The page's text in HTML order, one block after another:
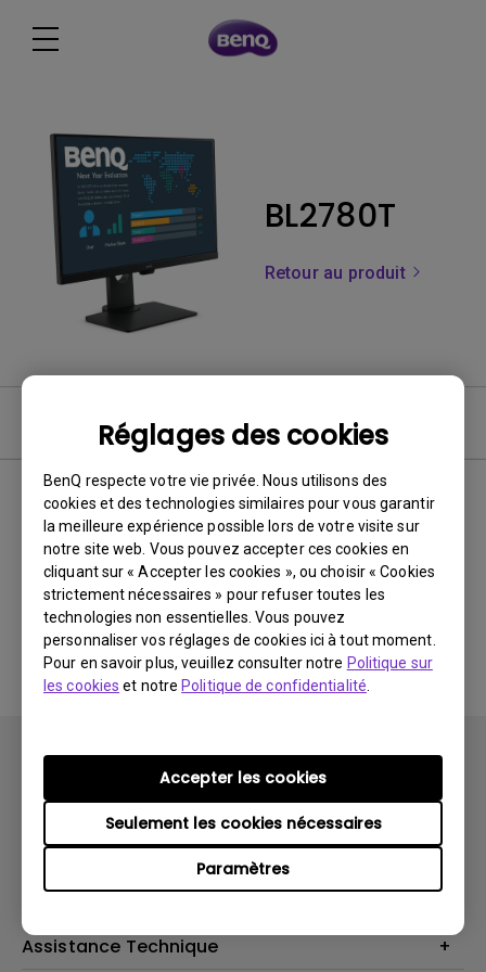
Réglages des cookies
BenQ respecte votre vie privée. Nous utilisons des
cookies et des technologies similaires pour vous garantir
la meilleure expérience possible lors de votre visite sur
notre site web. Vous pouvez accepter ces cookies en
cliquant sur « Accepter les cookies », ou choisir « Cookies
strictement nécessaires » pour refuser toutes les
technologies non essentielles. Vous pouvez
personnaliser vos réglages de cookies ici à tout moment.
Pour en savoir plus, veuillez consulter notre Politique sur
les cookies et notre Politique de confidentialité
Paramètres
Seulement les cookies nécessaires
Accepter les cookies
BL2780T
Retour au produit
0 résultats
Dernières
nouveautés
Aucune vidéo associée
Produits
Vidéoprojecteurs
Éclairage
Business Display
Assistance Technique